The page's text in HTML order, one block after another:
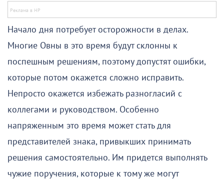
Начало дня потребует осторожности в делах.
Многие Овны в это время будут склонны к
поспешным решениям, поэтому допустят ошибки,
которые потом окажется сложно исправить.
Непросто окажется избежать разногласий с
коллегами и руководством. Особенно
напряженным это время может стать для
представителей знака, привыкших принимать
решения самостоятельно. Им придется выполнять
чужие поручения, которые к тому же могут